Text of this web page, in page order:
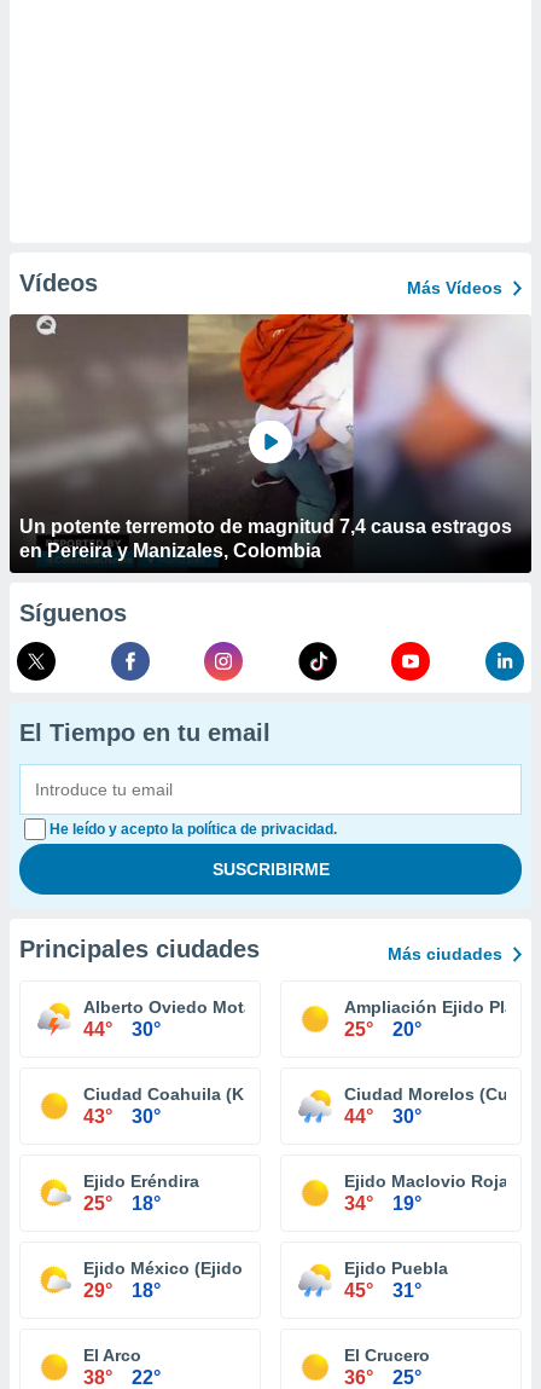
Vídeos Más Vídeos
Un potente terremoto de magnitud 7,4 causa estragos
en Pereira y Manizales, Colombia
Síguenos
El Tiempo en tu email
He leído y acepto la política de privacidad.
Principales ciudades Más ciudades
Alberto Oviedo Mota (Reacomodo)
44° 30°
Ampliación Ejido Plan
25° 20°
Ciudad Coahuila (Km. 57)
43° 30°
Ciudad Morelos
44° 30°
Ejido Eréndira
25° 18°
Ejido Maclovio Rojas
34° 19°
Ejido México (Ejido Punta Colonet)
29° 18°
Ejido Puebla
45° 31°
El Arco
38° 22°
El Crucero
36° 25°